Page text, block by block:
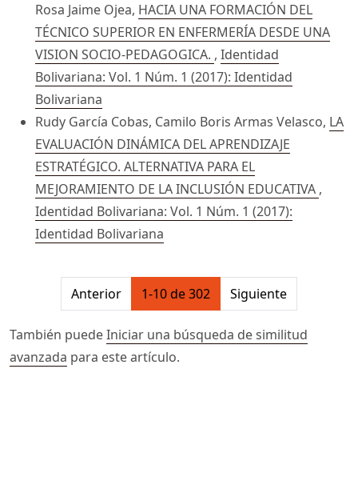
Rosa Jaime Ojea, HACIA UNA FORMACIÓN DEL
TÉCNICO SUPERIOR EN ENFERMERÍA DESDE UNA
VISION SOCIO-PEDAGOGICA. , Identidad
Bolivariana: Vol. 1 Núm. 1 (2017): Identidad
Bolivariana
Rudy García Cobas, Camilo Boris Armas Velasco, LA
EVALUACIÓN DINÁMICA DEL APRENDIZAJE
ESTRATÉGICO. ALTERNATIVA PARA EL
MEJORAMIENTO DE LA INCLUSIÓN EDUCATIVA ,
Identidad Bolivariana: Vol. 1 Núm. 1 (2017):
Identidad Bolivariana
##issue.pagination##
Anterior 1-10 de 302 Siguiente
También puedeIniciar una búsqueda de similitud
avanzada para este artículo.